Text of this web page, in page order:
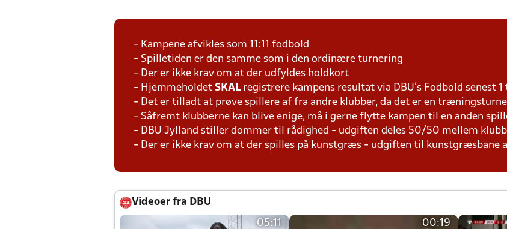
- Kampene afvikles som 11:11 fodbold
- Spilletiden er den samme som i den ordinære turnering
- Der er ikke krav om at der udfyldes holdkort
- Hjemmeholdet SKAL registrere kampens resultat via DBU's Fodbold senest
- Det er tilladt at prøve spillere af fra andre klubber, da det er en
- Såfremt klubberne kan blive enige, må i gerne flytte kampen til en anden
- DBU Jylland stiller dommer til rådighed - udgiften deles 50/50 mellem
- Der er ikke krav om at der spilles på kunstgræs - udgiften til kunstgræsbane
Videoer fra DBU
05:11 00:19